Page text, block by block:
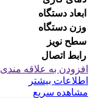
ابعاد دستگاه
وزن دستگاه
سطح نویز
رابط اتصال
افزودن به علاقه مندی
اطلاعات بیشتر
مشاهده سریع